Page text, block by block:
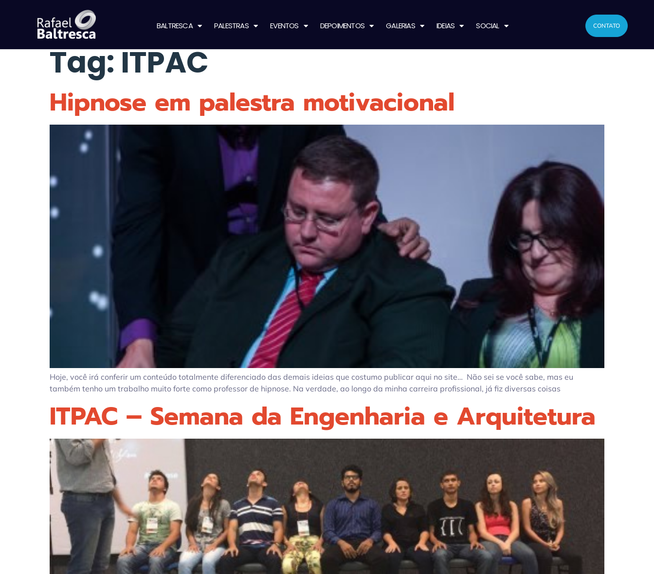
BALTRESCA PALESTRAS EVENTOS DEPOIMENTOS GALERIAS IDEIAS SOCIAL CONTATO
Tag:ITPAC
Hipnose em palestra motivacional
Hoje, você irá conferir um conteúdo totalmente diferenciado das demais ideias que costumo publicar aqui no site… Não sei se você sabe, mas eu
também tenho um trabalho muito forte como professor de hipnose. Na verdade, ao longo da minha carreira profissional, já fiz diversas coisas
ITPAC – Semana da Engenharia e Arquitetura